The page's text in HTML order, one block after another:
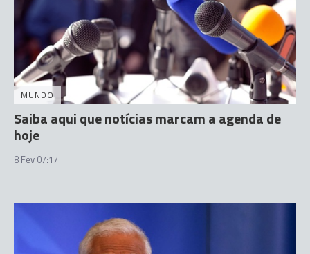
MUNDO
Saiba aqui que notícias marcam a agenda de
hoje
8 Fev 07:17